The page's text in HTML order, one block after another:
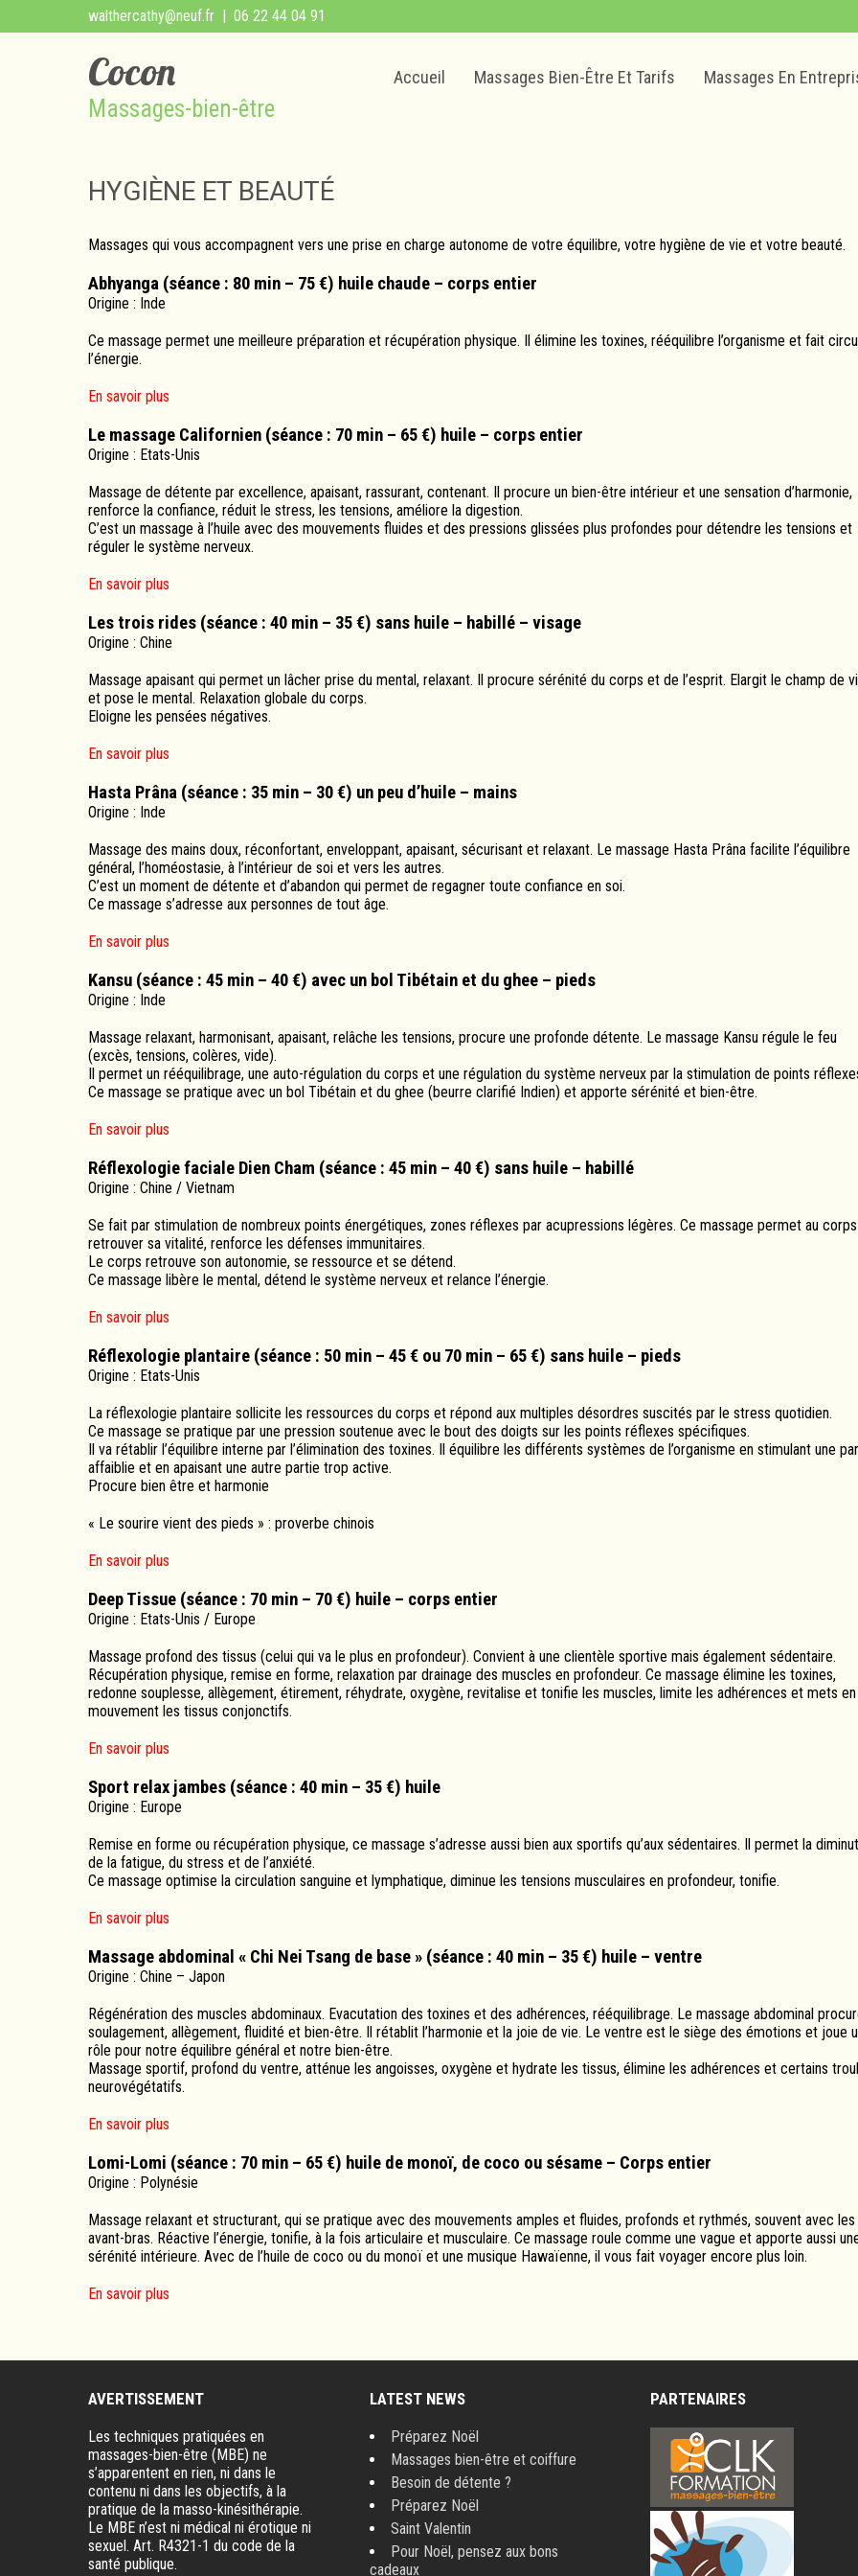
walthercathy@neuf.fr | 06 22 44 04 91
Cocon
Massages-bien-être
Accueil Massages Bien-Être Et Tarifs Massages En
HYGIÈNE ET BEAUTÉ
Massages qui vous accompagnent vers une prise en charge autonome de votre équilibre, votre hygiène de vie et votre beauté.
Abhyanga (séance : 80 min – 75 €) huile chaude – corps entier
Origine : Inde
Ce massage permet une meilleure préparation et récupération physique. Il élimine les toxines, rééquilibre l’organisme et fait
l’énergie.
En savoir plus
Le massage Californien (séance : 70 min – 65 €) huile – corps entier
Origine : Etats-Unis
Massage de détente par excellence, apaisant, rassurant, contenant. Il procure un bien-être intérieur et une sensation d’harmonie,
renforce la confiance, réduit le stress, les tensions, améliore la digestion.
C’est un massage à l’huile avec des mouvements fluides et des pressions glissées plus profondes pour détendre les tensions et
réguler le système nerveux.
En savoir plus
Les trois rides (séance : 40 min – 35 €) sans huile – habillé – visage
Origine : Chine
Massage apaisant qui permet un lâcher prise du mental, relaxant. Il procure sérénité du corps et de l’esprit. Elargit le champ de
et pose le mental. Relaxation globale du corps.
Eloigne les pensées négatives.
En savoir plus
Hasta Prâna (séance : 35 min – 30 €) un peu d’huile – mains
Origine : Inde
Massage des mains doux, réconfortant, enveloppant, apaisant, sécurisant et relaxant. Le massage Hasta Prâna facilite l’équilibre
général, l’homéostasie, à l’intérieur de soi et vers les autres.
C’est un moment de détente et d’abandon qui permet de regagner toute confiance en soi.
Ce massage s’adresse aux personnes de tout âge.
En savoir plus
Kansu (séance : 45 min – 40 €) avec un bol Tibétain et du ghee – pieds
Origine : Inde
Massage relaxant, harmonisant, apaisant, relâche les tensions, procure une profonde détente. Le massage Kansu régule le feu
(excès, tensions, colères, vide).
Il permet un rééquilibrage, une auto-régulation du corps et une régulation du système nerveux par la stimulation de points
Ce massage se pratique avec un bol Tibétain et du ghee (beurre clarifié Indien) et apporte sérénité et bien-être.
En savoir plus
Réflexologie faciale Dien Cham (séance : 45 min – 40 €) sans huile – habillé
Origine : Chine / Vietnam
Se fait par stimulation de nombreux points énergétiques, zones réflexes par acupressions légères. Ce massage permet au
retrouver sa vitalité, renforce les défenses immunitaires.
Le corps retrouve son autonomie, se ressource et se détend.
Ce massage libère le mental, détend le système nerveux et relance l’énergie.
En savoir plus
Réflexologie plantaire (séance : 50 min – 45 € ou 70 min – 65 €) sans huile – pieds
Origine : Etats-Unis
La réflexologie plantaire sollicite les ressources du corps et répond aux multiples désordres suscités par le stress quotidien.
Ce massage se pratique par une pression soutenue avec le bout des doigts sur les points réflexes spécifiques.
Il va rétablir l’équilibre interne par l’élimination des toxines. Il équilibre les différents systèmes de l’organisme en stimulant une
affaiblie et en apaisant une autre partie trop active.
Procure bien être et harmonie
« Le sourire vient des pieds » : proverbe chinois
En savoir plus
Deep Tissue (séance : 70 min – 70 €) huile – corps entier
Origine : Etats-Unis / Europe
Massage profond des tissus (celui qui va le plus en profondeur). Convient à une clientèle sportive mais également sédentaire.
Récupération physique, remise en forme, relaxation par drainage des muscles en profondeur. Ce massage élimine les toxines,
redonne souplesse, allègement, étirement, réhydrate, oxygène, revitalise et tonifie les muscles, limite les adhérences et mets en
mouvement les tissus conjonctifs.
En savoir plus
Sport relax jambes (séance : 40 min – 35 €) huile
Origine : Europe
Remise en forme ou récupération physique, ce massage s’adresse aussi bien aux sportifs qu’aux sédentaires. Il permet la
de la fatigue, du stress et de l’anxiété.
Ce massage optimise la circulation sanguine et lymphatique, diminue les tensions musculaires en profondeur, tonifie.
En savoir plus
Massage abdominal « Chi Nei Tsang de base » (séance : 40 min – 35 €) huile – ventre
Origine : Chine – Japon
Régénération des muscles abdominaux. Evacutation des toxines et des adhérences, rééquilibrage. Le massage abdominal
soulagement, allègement, fluidité et bien-être. Il rétablit l’harmonie et la joie de vie. Le ventre est le siège des émotions et joue
rôle pour notre équilibre général et notre bien-être.
Massage sportif, profond du ventre, atténue les angoisses, oxygène et hydrate les tissus, élimine les adhérences et certains
neurovégétatifs.
En savoir plus
Lomi-Lomi (séance : 70 min – 65 €) huile de monoï, de coco ou sésame – Corps entier
Origine : Polynésie
Massage relaxant et structurant, qui se pratique avec des mouvements amples et fluides, profonds et rythmés, souvent avec les
avant-bras. Réactive l’énergie, tonifie, à la fois articulaire et musculaire. Ce massage roule comme une vague et apporte aussi
sérénité intérieure. Avec de l’huile de coco ou du monoï et une musique Hawaïenne, il vous fait voyager encore plus loin.
En savoir plus
AVERTISSEMENT
Les techniques pratiquées en
massages-bien-être (MBE) ne
s’apparentent en rien, ni dans le
contenu ni dans les objectifs, à la
pratique de la masso-kinésithérapie.
Le MBE n’est ni médical ni érotique ni
sexuel. Art. R4321-1 du code de la
santé publique.
LATEST NEWS
Préparez Noël
Massages bien-être et coiffure
Besoin de détente ?
Préparez Noël
Saint Valentin
Pour Noël, pensez aux bons
cadeaux
PARTENAIRES